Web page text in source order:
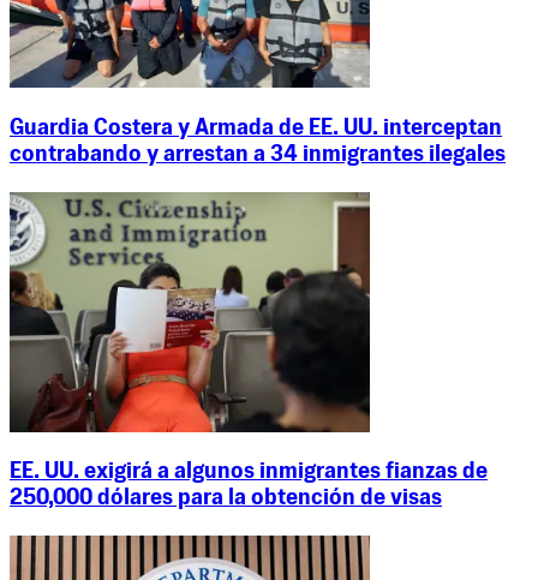
Guardia Costera y Armada de EE. UU. interceptan
contrabando y arrestan a 34 inmigrantes ilegales
EE. UU. exigirá a algunos inmigrantes fianzas de
250,000 dólares para la obtención de visas